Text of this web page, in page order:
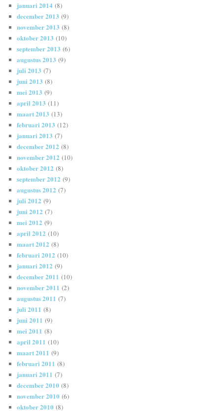
januari 2014 (8)
december 2013 (9)
november 2013 (8)
oktober 2013 (10)
september 2013 (6)
augustus 2013 (9)
juli 2013 (7)
juni 2013 (8)
mei 2013 (9)
april 2013 (11)
maart 2013 (13)
februari 2013 (12)
januari 2013 (7)
december 2012 (8)
november 2012 (10)
oktober 2012 (8)
september 2012 (9)
augustus 2012 (7)
juli 2012 (9)
juni 2012 (7)
mei 2012 (9)
april 2012 (10)
maart 2012 (8)
februari 2012 (10)
januari 2012 (9)
december 2011 (10)
november 2011 (2)
augustus 2011 (7)
juli 2011 (8)
juni 2011 (9)
mei 2011 (8)
april 2011 (10)
maart 2011 (9)
februari 2011 (8)
januari 2011 (7)
december 2010 (8)
november 2010 (6)
oktober 2010 (8)